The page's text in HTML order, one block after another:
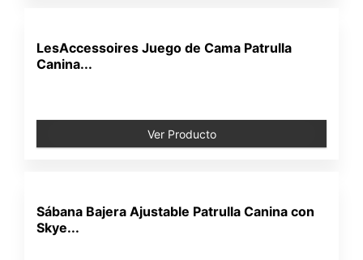
LesAccessoires Juego de Cama Patrulla
Canina...
Ver Producto
Sábana Bajera Ajustable Patrulla Canina con
Skye...